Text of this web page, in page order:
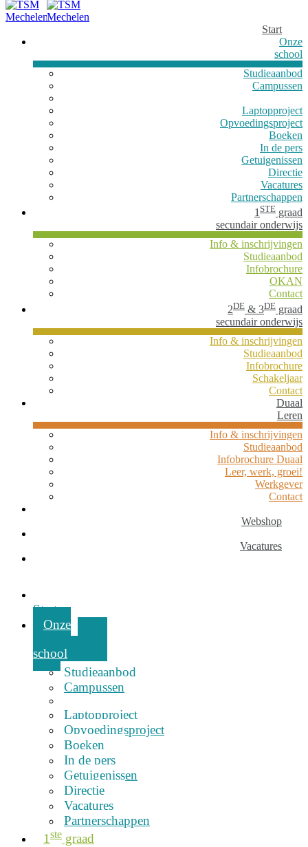
Start
Onze
school
Studieaanbod
Campussen
Laptopproject
Opvoedingsproject
Boeken
In de pers
Getuigenissen
Directie
Vacatures
Partnerschappen
1 STE graad
secundair onderwijs
Info & inschrijvingen
Studieaanbod
Infobrochure
OKAN
Contact
2DE & 3DE graad
secundair onderwijs
Info & inschrijvingen
Studieaanbod
Infobrochure
Schakeljaar
Contact
Duaal
Leren
Info & inschrijvingen
Studieaanbod
Infobrochure Duaal
Leer, werk, groei!
Werkgever
Contact
Webshop
Vacatures
Start
Onze
school
Studieaanbod
Campussen
Laptopproject
Opvoedingsproject
Boeken
In de pers
Getuigenissen
Directie
Vacatures
Partnerschappen
1 ste graad